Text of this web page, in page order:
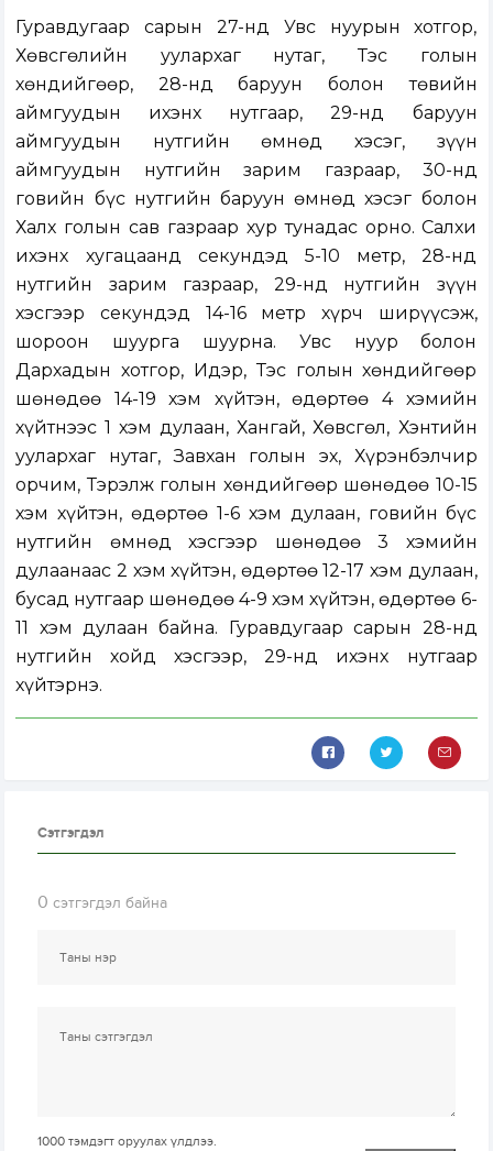
Гуравдугаар сарын 27-нд Увс нуурын хотгор,
Хөвсгөлийн уулархаг нутаг, Тэс голын
хөндийгөөр, 28-нд баруун болон төвийн
аймгуудын ихэнх нутгаар, 29-нд баруун
аймгуудын нутгийн өмнөд хэсэг, зүүн
аймгуудын нутгийн зарим газраар, 30-нд
говийн бүс нутгийн баруун өмнөд хэсэг болон
Халх голын сав газраар хур тунадас орно. Салхи
ихэнх хугацаанд секундэд 5-10 метр, 28-нд
нутгийн зарим газраар, 29-нд нутгийн зүүн
хэсгээр секундэд 14-16 метр хүрч ширүүсэж,
шороон шуурга шуурна. Увс нуур болон
Дархадын хотгор, Идэр, Тэс голын хөндийгөөр
шөнөдөө 14-19 хэм хүйтэн, өдөртөө 4 хэмийн
хүйтнээс 1 хэм дулаан, Хангай, Хөвсгөл, Хэнтийн
уулархаг нутаг, Завхан голын эх, Хүрэнбэлчир
орчим, Тэрэлж голын хөндийгөөр шөнөдөө 10-15
хэм хүйтэн, өдөртөө 1-6 хэм дулаан, говийн бүс
нутгийн өмнөд хэсгээр шөнөдөө 3 хэмийн
дулаанаас 2 хэм хүйтэн, өдөртөө 12-17 хэм дулаан,
бусад нутгаар шөнөдөө 4-9 хэм хүйтэн, өдөртөө 6-
11 хэм дулаан байна. Гуравдугаар сарын 28-нд
нутгийн хойд хэсгээр, 29-нд ихэнх нутгаар
хүйтэрнэ.
Сэтгэгдэл
0 сэтгэгдэл байна
1000 тэмдэгт оруулах үлдлээ.